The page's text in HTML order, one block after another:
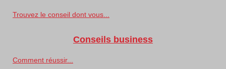
Trouvez le conseil dont vous...
Conseils business
Comment réussir...